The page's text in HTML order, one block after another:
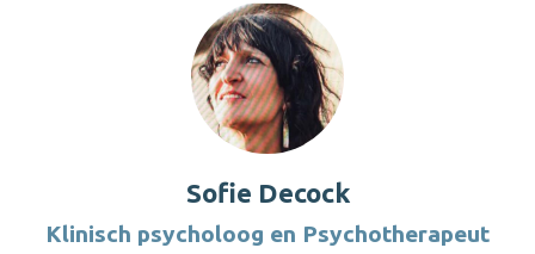
Sofie Decock
Klinisch psycholoog en Psychotherapeut